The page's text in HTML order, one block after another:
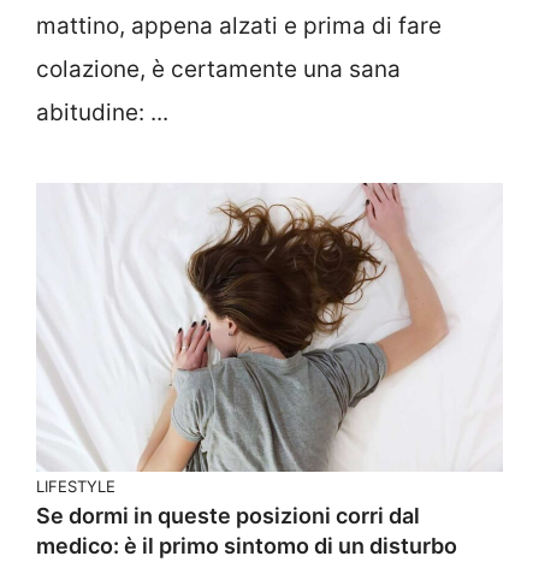
mattino, appena alzati e prima di fare
colazione, è certamente una sana
abitudine: ...
LIFESTYLE
Se dormi in queste posizioni corri dal
medico: è il primo sintomo di un disturbo